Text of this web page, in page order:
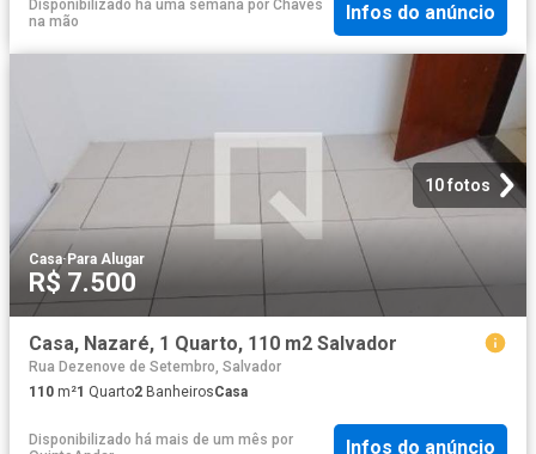
Disponibilizado há uma semana por Chaves
na mão
Infos do anúncio
10 fotos
Casa·Para Alugar
R$ 7.500
Casa, Nazaré, 1 Quarto, 110 m2 Salvador
Rua Dezenove de Setembro, Salvador
110 m²1 Quarto2 BanheirosCasa
Disponibilizado há mais de um mês por
Infos do anúncio